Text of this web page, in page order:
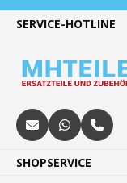
SERVICE-HOTLINE
SHOPSERVICE